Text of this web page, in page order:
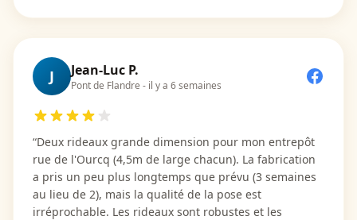
J Jean-Luc P.
Pont de Flandre - il y a 6 semaines
“Deux rideaux grande dimension pour mon entrepôt
rue de l'Ourcq (4,5m de large chacun). La fabrication
a pris un peu plus longtemps que prévu (3 semaines
au lieu de 2), mais la qualité de la pose est
irréprochable. Les rideaux sont robustes et les